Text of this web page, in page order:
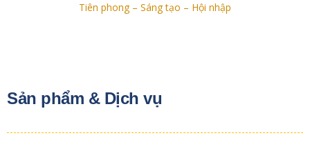
Tiên phong – Sáng tạo – Hội nhập
Sản phẩm & Dịch vụ